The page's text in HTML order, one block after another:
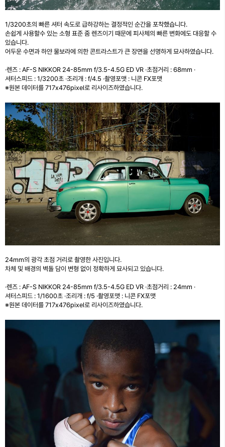
1/3200초의 빠른 셔터 속도로 급하강하는 결정적인 순간을 포착했습니다.
손쉽게 사용할수 있는 소형 표준 줌 렌즈이기 때문에 피사체의 빠른 변화에도 대응할 수
있습니다.
어두운 수면과 하얀 물보라에 의한 콘트라스트가 큰 장면을 선명하게 묘사하였습니다.
·렌즈 : AF-S NIKKOR 24-85mm f/3.5-4.5G ED VR ·초점거리 : 68mm ·
셔터스피드 : 1/3200초 ·조리개 : f/4.5 ·촬영포맷 : 니콘 FX포맷
※원본 데이터를 717x476pixel로 리사이즈하였습니다.
24mm의 광각 초점 거리로 촬영한 사진입니다.
차체 및 배경의 벽돌 담이 변형 없이 정확하게 묘사되고 있습니다.
·렌즈 : AF-S NIKKOR 24-85mm f/3.5-4.5G ED VR ·초점거리 : 24mm ·
셔터스피드 : 1/1600초 ·조리개 : f/5 ·촬영포맷 : 니콘 FX포맷
※원본 데이터를 717x476pixel로 리사이즈하였습니다.